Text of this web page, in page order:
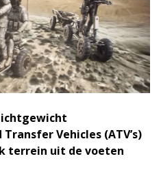
Vehicles (ATV’s)
terrein uit de voeten